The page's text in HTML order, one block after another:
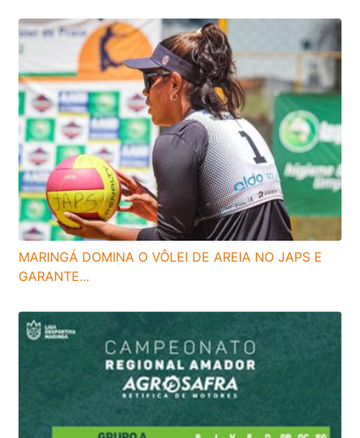
MARINGÁ DOMINA O VÔLEI DE AREIA NO JAPS E
GARANTE...